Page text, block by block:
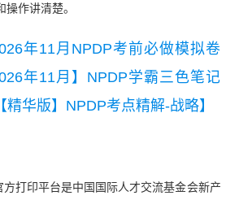
作讲清楚。
年11月NPDP考前必做模拟卷
年11月】NPDP学霸三色笔记
精华版】NPDP考点精解-战略】
打印平台是中国国际人才交流基金会新产